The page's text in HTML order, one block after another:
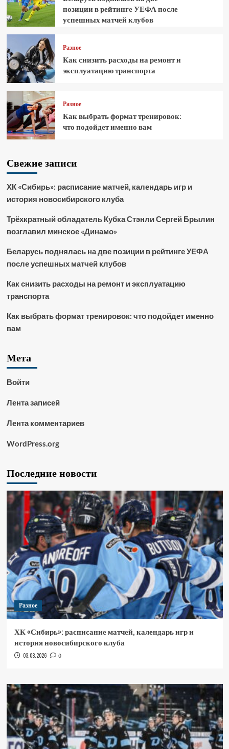
позиции в рейтинге УЕФА после
успешных матчей клубов
Разное
Как снизить расходы на ремонт и
эксплуатацию транспорта
Разное
Как выбрать формат тренировок:
что подойдет именно вам
Свежие записи
ХК «Сибирь»: расписание матчей, календарь игр и
история новосибирского клуба
Трёхкратный обладатель Кубка Стэнли Сергей Брылин
возглавил минское «Динамо»
Беларусь поднялась на две позиции в рейтинге УЕФА
после успешных матчей клубов
Как снизить расходы на ремонт и эксплуатацию
транспорта
Как выбрать формат тренировок: что подойдет именно
вам
Мета
Войти
Лента записей
Лента комментариев
WordPress.org
Последние новости
Разное
ХК «Сибирь»: расписание матчей, календарь игр и
история новосибирского клуба
03.08.2026 0